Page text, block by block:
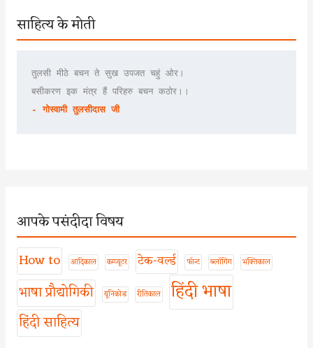
साहित्य के मोती
तुलसी मीठे बचन ते सुख उपजत चहुं ओर।
बसीकरण इक मंत्र हैं परिहरु बचन कठोर।।
- गोस्वामी तुलसीदास जी
आपके पसंदीदा विषय
How to आदिकाल कम्प्यूटर टेक-वर्ल्ड फॉन्ट ब्लॉगिंग भक्तिकाल
भाषा प्रौद्योगिकी यूनिकोड रीतिकाल हिंदी भाषा
हिंदी साहित्य